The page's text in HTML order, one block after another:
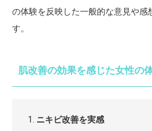
の体験を反映した一般的な意見や感
す。
肌改善の効果を感じた女性の
ニキビ改善を実感